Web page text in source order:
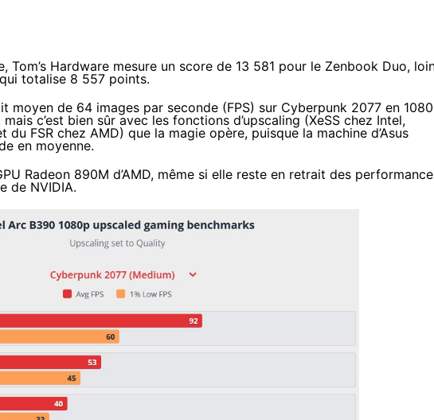
Tom’s Hardware mesure un score de 13 581 pour le Zenbook Duo,
totalise 8 557 points.
moyen de 64 images par seconde (FPS) sur Cyberpunk 2077 en
c’est bien sûr avec les fonctions d’upscaling (XeSS chez Intel,
du FSR chez AMD) que la magie opère, puisque la machine d’Asus
en moyenne.
Radeon 890M d’AMD, même si elle reste en retrait des
de NVIDIA.